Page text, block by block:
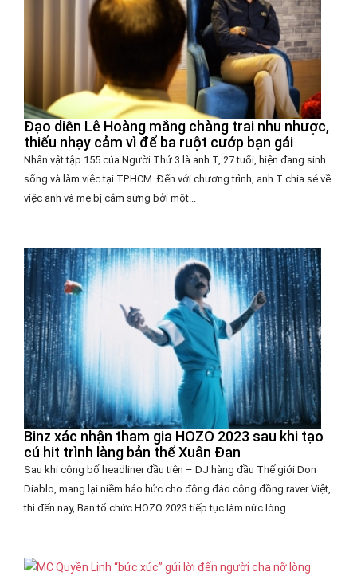
Đạo diễn Lê Hoàng mắng chàng trai nhu nhược,
thiếu nhạy cảm vì để ba ruột cướp bạn gái
Nhân vật tập 155 của Người Thứ 3 là anh T, 27 tuổi, hiện đang sinh
sống và làm việc tại TP.HCM. Đến với chương trình, anh T chia sẻ về
việc anh và mẹ bị cắm sừng bởi một...
Binz xác nhận tham gia HOZO 2023 sau khi tạo
cú hit trình làng bản thể Xuân Đan
Sau khi công bố headliner đầu tiên – DJ hàng đầu Thế giới Don
Diablo, mang lại niềm háo hức cho đông đảo cộng đồng raver Việt,
thì đến nay, Ban tổ chức HOZO 2023 tiếp tục làm nức lòng...